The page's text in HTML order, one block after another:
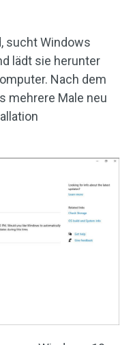
sucht Windows
lädt sie herunter
Nach dem
mehrere Male neu